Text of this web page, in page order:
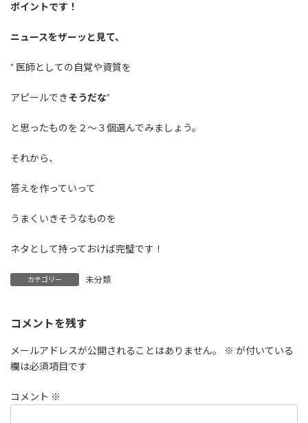
ポイントです！
ニュースをザーッと見て、
” 医師としての自覚や資質を
アピールできそうだな”
と思ったものを２〜３個選んでみましょう。
それから、
答えを作っていって
うまくいきそうなものを
ネタとして持っておけば完璧です！
カテゴリー 未分類
コメントを残す
メールアドレスが公開されることはありません。 ※ が付いている
欄は必須項目です
コメント ※